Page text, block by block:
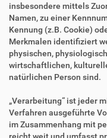
insbesondere mittels
Namen, zu einer
Kennung (z.B. Cookie)
Merkmalen identifiziert
physischen,
wirtschaftlichen,
natürlichen Person sind.
„Verarbeitung“ ist jeder
Verfahren ausgeführte
im Zusammenhang mit